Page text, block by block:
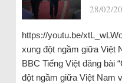
28/02/
https://youtu.be/
xung đột ngầm giữa Việt
BBC Tiếng Việt đăng bài
đột ngầm giữa Việt Nam